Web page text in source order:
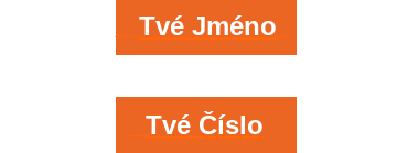
Tvé Jméno
Tvé Číslo